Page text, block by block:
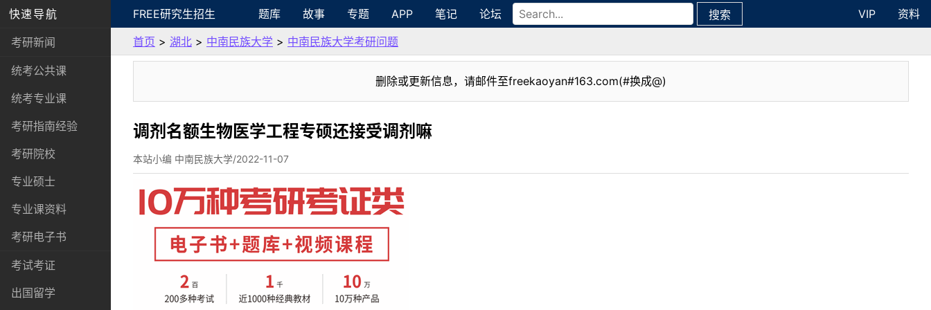
快速导航
考研新闻
统考公共课
统考专业课
考研指南经验
考研院校
专业硕士
专业课资料
考研电子书
考试考证
出国留学
FREE研究生招生 题库 故事 专题 APP 笔记 论坛 搜索 VIP
资料
首页 > 湖北 > 中南民族大学 > 中南民族大学考研问题
删除或更新信息，请邮件至freekaoyan#163.com(#换成@)
调剂名额生物医学工程专硕还接受调剂嘛
本站小编 中南民族大学/2022-11-07